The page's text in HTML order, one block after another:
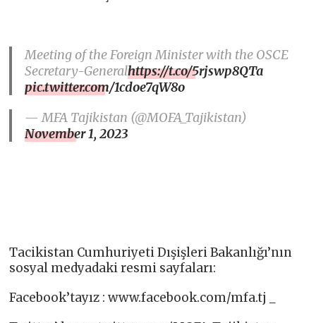
Meeting of the Foreign Minister with the OSCE
Secretary-Generalhttps://t.co/5rjswp8QTa
pic.twitter.com/1cdoe7qW8o
— MFA Tajikistan (@MOFA_Tajikistan)
November 1, 2023
Tacikistan Cumhuriyeti Dışişleri Bakanlığı’nın
sosyal medyadaki resmi sayfaları:
Facebook’tayız : www.facebook.com/mfa.tj _